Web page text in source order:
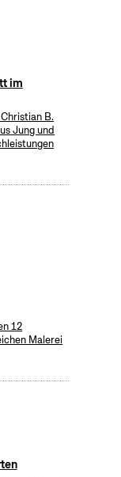
im
B.
Jung und
12
Malerei